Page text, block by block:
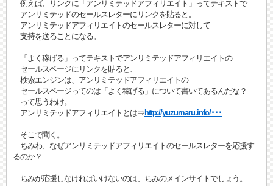
例えば、リンクに「アンリミテッドアフィリエイト」ってテキストで
アンリミテッドのセールスレターにリンクを貼ると。
アンリミテッドアフィリエイトのセールスレターに対して
支持を送ることになる。
「よく稼げる」ってテキストでアンリミテッドアフィリエイトの
セールスページにリンクを貼ると、
検索エンジンは、アンリミテッドアフィリエイトの
セールスページってのは「よく稼げる」について書いてあるんだな？
って思うわけ。
アンリミテッドアフィリエイトとは⇒http://yuzumaru.info/･･･
そこで聞く。
ちみわ、なぜアンリミテッドアフィリエイトのセールスレターを応援す
るのか？
ちみが応援しなければいけないのは、ちみのメインサイトでしょう。